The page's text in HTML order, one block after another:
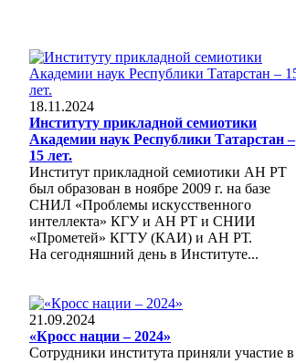
18.11.2024
Институту прикладной семиотики
Академии наук Республики Татарстан –
15 лет.
Институт прикладной семиотики АН РТ
был образован в ноябре 2009 г. на базе
СНИЛ «Проблемы искусственного
интеллекта» КГУ и АН РТ и СНИИ
«Прометей» КГТУ (КАИ) и АН РТ.
На сегодняшний день в Институте...
21.09.2024
«Кросс нации – 2024»
Сотрудники института приняли участие в